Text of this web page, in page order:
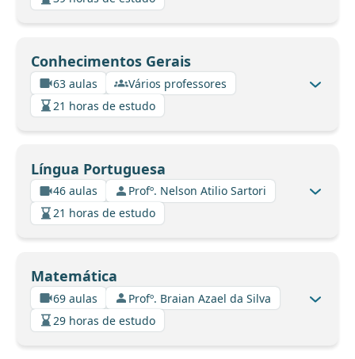
Conhecimentos Gerais
63 aulas
Vários professores
21 horas de estudo
Língua Portuguesa
46 aulas
Profº. Nelson Atilio Sartori
21 horas de estudo
Matemática
69 aulas
Profº. Braian Azael da Silva
29 horas de estudo